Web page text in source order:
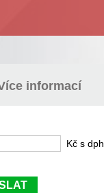
informací
Kč s dph